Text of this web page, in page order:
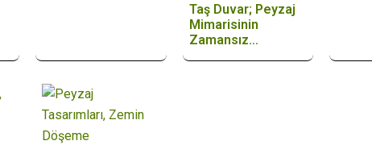
Taş Duvar; Peyzaj
Mimarisinin
Zamansız